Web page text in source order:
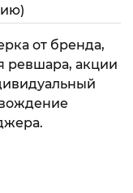
от бренда,
ревшара, акции